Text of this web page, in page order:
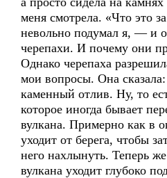
меня смотрела. «Что это
невольно подумал я, — и
черепахи. И почему они
Однако черепаха
мои вопросы. Она
каменный отлив. Ну, то
которое иногда бывает
вулкана. Примерно как в
уходит от берега, чтобы
него нахлынуть. Теперь
вулкана уходит глубоко